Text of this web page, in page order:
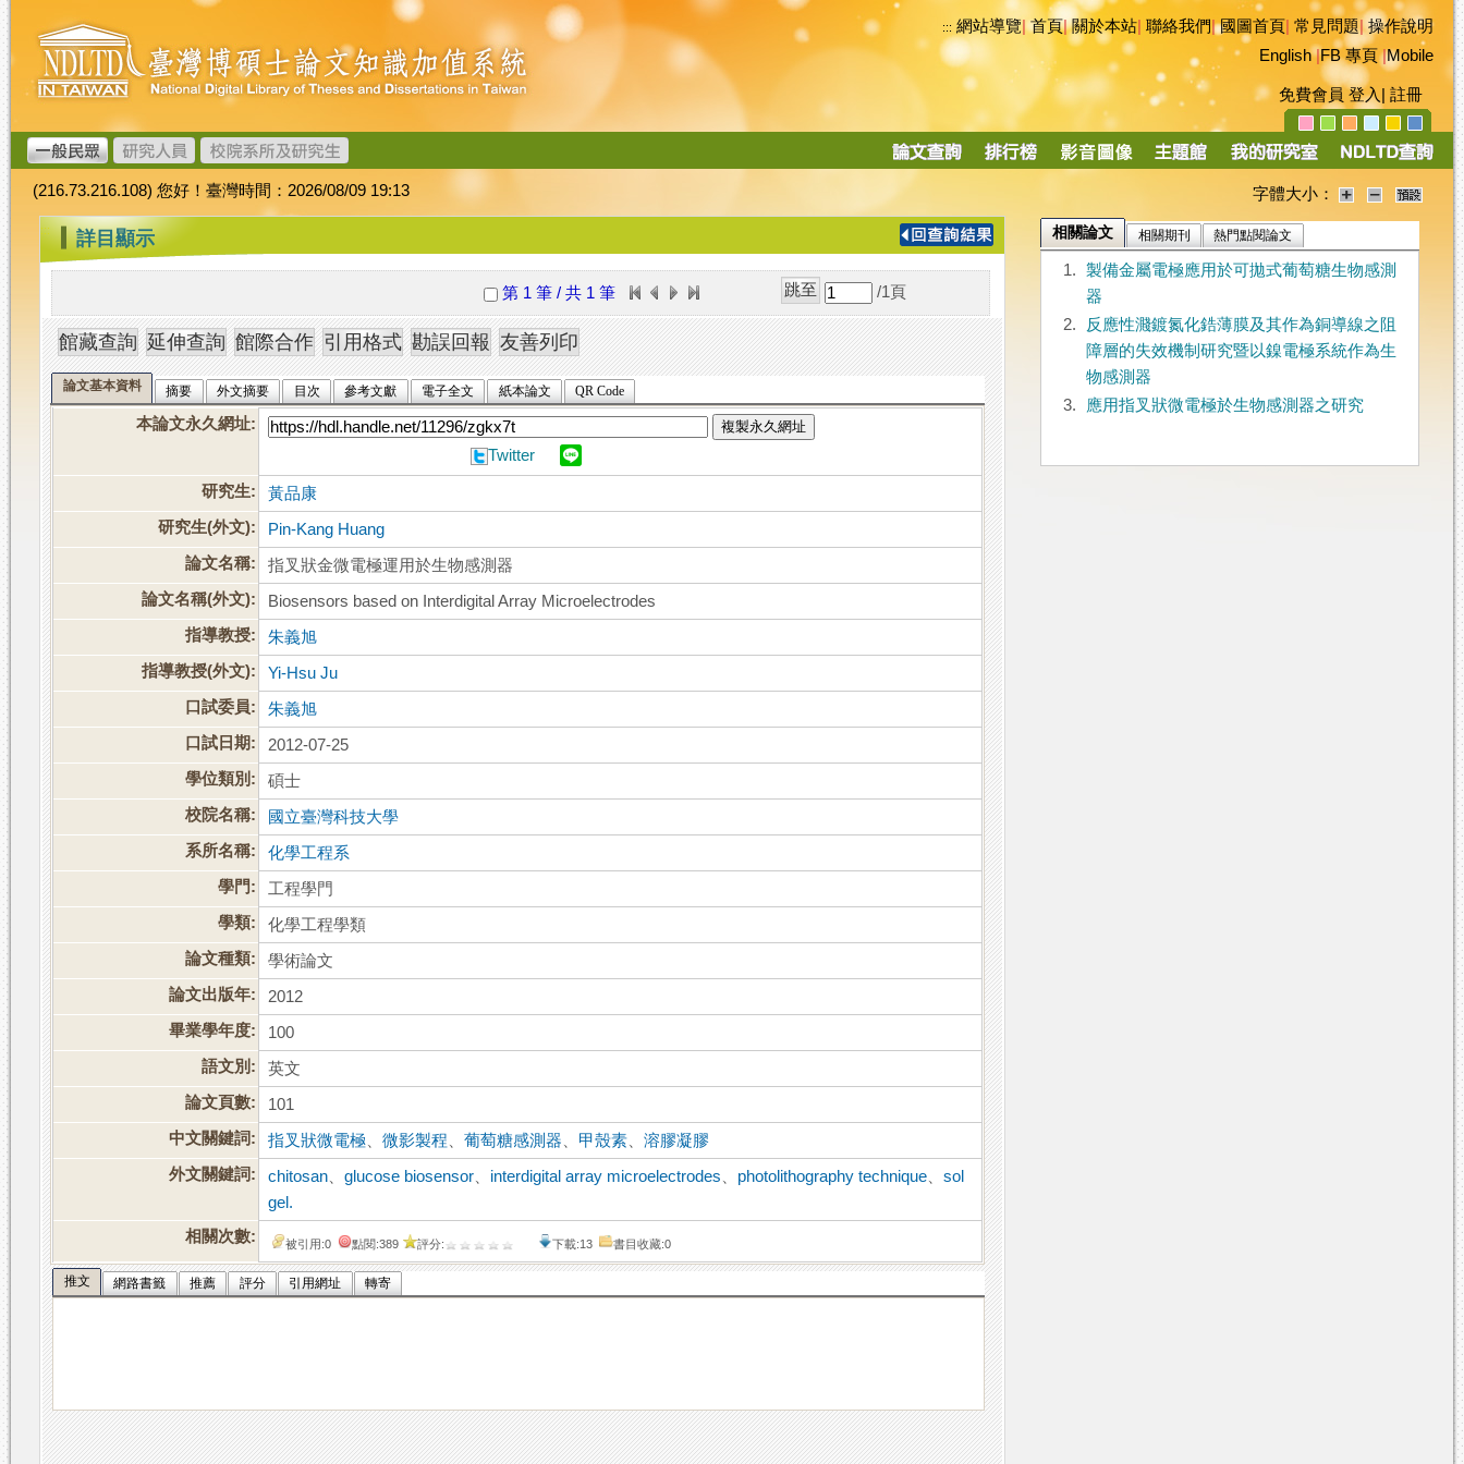
跳
到
主
要
內
容
臺
灣
博
碩
士
論
文
加
值
系
統
::: 網站導覽|首頁|關於本站 聯絡我們|國圖首頁 常見問題|操作說明
English|FB 專頁|Mobile
免費會員 登入 註冊
導
(216.73.216.108) 您好！臺灣時間：2026/08/09 19:13 字體大小：
::: 詳目顯示
第 1 筆 / 共 1 筆 /1 頁
論文基本資料 摘要 外文摘要 目次 參考文獻 電子全文 紙本論文 QR Code
本論文永久網址: 複製永久網址
Twitter
研究生:
黃品康
研究生(外文):
Pin-Kang Huang
論文名稱:
指叉狀金微電極運用於生物感測器
論文名稱(外文):
Biosensors based on Interdigital Array Microelectrodes
指導教授:
朱義旭
指導教授(外文):
Yi-Hsu Ju
口試委員:
朱義旭
口試日期:
2012-07-25
學位類別:
碩士
校院名稱:
國立臺灣科技大學
系所名稱:
化學工程系
學門:
工程學門
學類:
化學工程學類
論文種類:
學術論文
論文出版年:
2012
畢業學年度:
100
語文別:
英文
論文頁數:
101
中文關鍵詞:
指叉狀微電極 、微影製程 、葡萄糖感測器 甲殼素 、溶膠凝膠
外文關鍵詞:
chitosan 、glucose biosensor interdigital array microelectrodes photolithography technique 、sol
gel.
相關次數:
被引用:0 點閱:389 評分: 下載:13 書目收藏:0
推文 網路書籤 推薦 評分 引用網址 轉寄
相關論文 相關期刊 熱門點閱論文
1.
製備金屬電極應用於可拋式葡萄糖生物感測
器
2.
反應性濺鍍氮化鋯薄膜及其作為銅導線之阻
障層的失效機制研究暨以鎳電極系統作為生
物感測器
3.
應用指叉狀微電極於生物感測器之研究